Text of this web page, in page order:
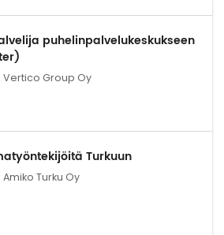
puhelinpalvelukeskukseen
Vertico Group Oy
Turkuun
Amiko Turku Oy